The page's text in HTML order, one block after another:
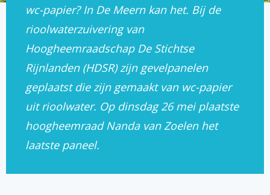
wc-papier? In De Meern kan het. Bij de
rioolwaterzuivering van
Hoogheemraadschap De Stichtse
Rijnlanden (HDSR) zijn gevelpanelen
geplaatst die zijn gemaakt van wc-papier
uit rioolwater. Op dinsdag 26 mei plaatste
hoogheemraad Nanda van Zoelen het
laatste paneel.